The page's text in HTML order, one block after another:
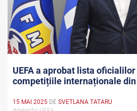
UEFA a aprobat lista
competițiile internaționale
15 MAI 2025 DE SVETLANA TATARU